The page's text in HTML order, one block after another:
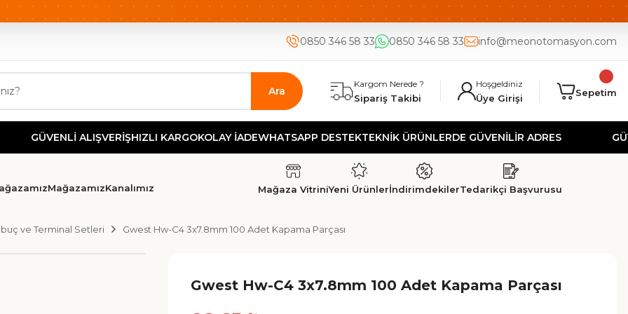
KARGO HIZLI KARGO GÜVENLİ ALIŞVERİŞ-KOLAY İADE UYGUN FİYAT
0850 346 58 33 0850 346 58 33 info@meonotomasyon.com
Ara
Kargom Nerede ?
Sipariş Takibi
Hoşgeldiniz
Üye Girişi Sepetim
ALIŞVERİŞHIZLI KARGO KOLAY İADEWHATSAPP DESTEKTEKNİK ÜRÜNLERDE GÜVENİLİR ADRES GÜVENLİ
MağazamızKanalımız Mağaza VitriniYeni ÜrünlerİndirimdekilerTedarikçi Başvurusu
ve Terminal Setleri Gwest Hw-C4 3x7.8mm 100 Adet Kapama Parçası
Gwest Hw-C4 3x7.8mm 100 Adet Kapama Parçası